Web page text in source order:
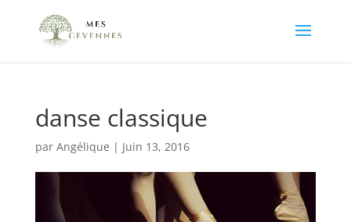
danse classique
par Angélique | Juin 13, 2016